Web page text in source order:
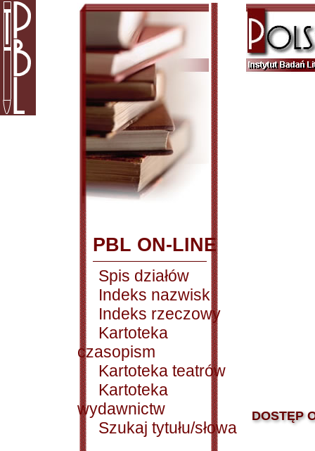
PBL ON-LINE
Spis działów
Indeks nazwisk
Indeks rzeczowy
Kartoteka
czasopism
Kartoteka teatrów
Kartoteka
wydawnictw
Szukaj tytułu/słowa
DOSTĘP